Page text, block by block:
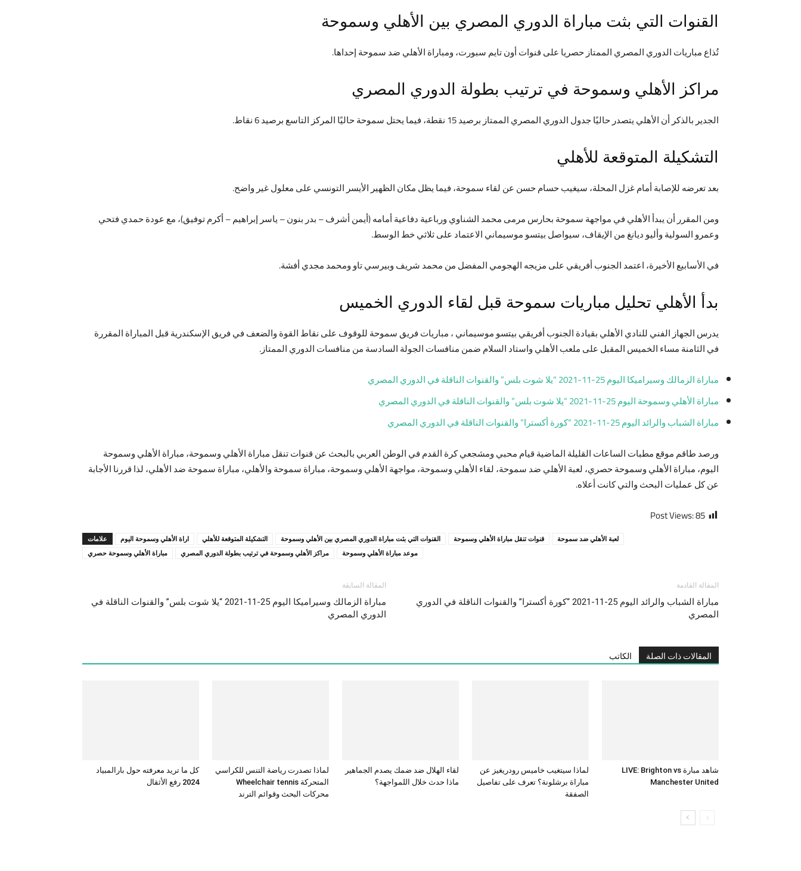
القنوات التي بثت مباراة الدوري المصري بين الأهلي وسموحة
تُذاع مباريات الدوري المصري الممتاز حصريا على قنوات أون تايم سبورت، ومباراة الأهلي ضد سموحة إحداها.
مراكز الأهلي وسموحة في ترتيب بطولة الدوري المصري
الجدير بالذكر أن الأهلي يتصدر حاليًا جدول الدوري المصري الممتاز برصيد 15 نقطة، فيما يحتل سموحة حاليًا المركز التاسع برصيد 6 نقاط.
التشكيلة المتوقعة للأهلي
بعد تعرضه للإصابة أمام غزل المحلة، سيغيب حسام حسن عن لقاء سموحة، فيما يظل مكان الظهير الأيسر التونسي على معلول غير واضح.
ومن المقرر أن يبدأ الأهلي في مواجهة سموحة بحارس مرمى محمد الشناوي ورباعية دفاعية أمامه (أيمن أشرف – بدر بنون – ياسر إبراهيم – أكرم توفيق)، مع عودة حمدي فتحي
وعمرو السولية وأليو ديانغ من الإيقاف، سيواصل بيتسو موسيماني الاعتماد على ثلاثي خط الوسط.
في الأسابيع الأخيرة، اعتمد الجنوب أفريقي على مزيجه الهجومي المفضل من محمد شريف وبيرسي تاو ومحمد مجدي أفشة.
بدأ الأهلي تحليل مباريات سموحة قبل لقاء الدوري الخميس
يدرس الجهاز الفني للنادي الأهلي بقيادة الجنوب أفريقي بيتسو موسيماني ، مباريات فريق سموحة للوقوف على نقاط القوة والضعف في فريق الإسكندرية قبل المباراة المقررة
في الثامنة مساء الخميس المقبل على ملعب الأهلي واستاد السلام ضمن منافسات الجولة السادسة من منافسات الدوري الممتاز.
مباراة الزمالك وسيراميكا اليوم 25-11-2021 “يلا شوت بلس” والقنوات الناقلة في الدوري المصري
مباراة الأهلي وسموحة اليوم 25-11-2021 “يلا شوت بلس” والقنوات الناقلة في الدوري المصري
مباراة الشباب والرائد اليوم 25-11-2021 “كورة أكسترا” والقنوات الناقلة في الدوري المصري
ورصد طاقم موقع مطبات الساعات القليلة الماضية قيام محبي ومشجعي كرة القدم في الوطن العربي بالبحث عن قنوات تنقل مباراة الأهلي وسموحة، مباراة الأهلي وسموحة
اليوم، مباراة الأهلي وسموحة حصري، لعبة الأهلي ضد سموحة، لقاء الأهلي وسموحة، مواجهة الأهلي وسموحة، مباراة سموحة والأهلي، مباراة سموحة ضد الأهلي، لذا قررنا الأجابة
عن كل عمليات البحث والتي كانت أعلاه.
Post Views:85
علامات اراة الأهلي وسموحة اليوم التشكيلة المتوقعة للأهلي القنوات التي بثت مباراة الدوري المصري بين الأهلي وسموحة قنوات تنقل مباراة الأهلي وسموحة
لعبة الأهلي ضد سموحة
مباراة الأهلي وسموحة حصري
مراكز الأهلي وسموحة في ترتيب بطولة الدوري المصري موعد مباراة الأهلي وسموحة
المقالة السابقة
مباراة الزمالك وسيراميكا اليوم 25-11-2021 “يلا شوت بلس” والقنوات الناقلة في
الدوري المصري
المقالة القادمة
مباراة الشباب والرائد اليوم 25-11-2021 “كورة أكسترا” والقنوات الناقلة في الدوري
المصري
المقالات ذات الصلة الكاتب
كل ما تريد معرفته حول بارالمبياد
2024 رفع الأثقال
لماذا تصدرت رياضة التنس للكراسي
المتحركة Wheelchair tennis
محركات البحث وقوائم الترند
لقاء الهلال ضد ضمك يصدم الجماهير
ماذا حدث خلال اللمواجهة؟
لماذا سيتغيب خاميس رودريغيز عن
مباراة برشلونة؟ تعرف على تفاصيل
الصفقة
شاهد مبارة LIVE: Brighton vs
Manchester United